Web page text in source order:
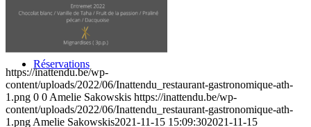
Réservations
https://inattendu.be/wp-
content/uploads/2022/06/Inattendu_restaurant-gastronomique-ath-
1.png 0 0 Amelie Sakowskis https://inattendu.be/wp-
content/uploads/2022/06/Inattendu_restaurant-gastronomique-ath-
1.png Amelie Sakowskis2021-11-15 15:09:302021-11-15